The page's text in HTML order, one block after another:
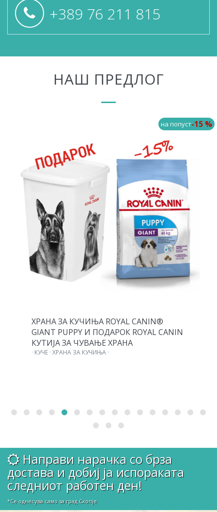
+389 76 211 815
НАШ ПРЕДЛОГ
на попуст-15 %
ХРАНА ЗА КУЧИЊА ROYAL CANIN®
GIANT PUPPY И ПОДАРОК ROYAL CANIN
КУТИЈА ЗА ЧУВАЊЕ ХРАНА
· КУЧЕ · ХРАНА ЗА КУЧИЊА ·
Направи нарачка со брза
достава и добиј ја испораката
следниот работен ден!
*Се однесува само за град Скопје